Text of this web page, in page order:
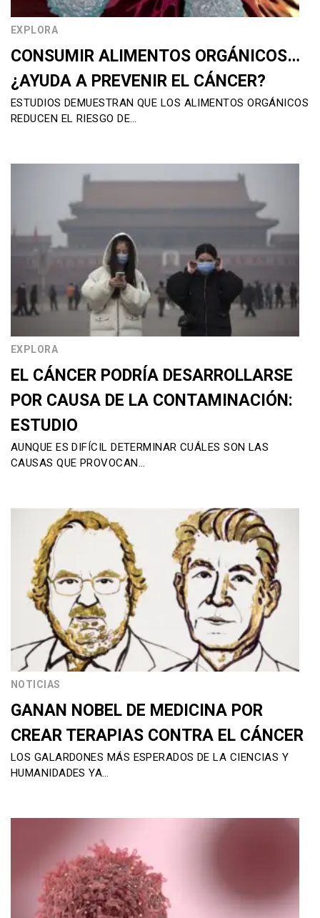
EXPLORA
CONSUMIR ALIMENTOS ORGÁNICOS…
¿AYUDA A PREVENIR EL CÁNCER?
ESTUDIOS DEMUESTRAN QUE LOS ALIMENTOS ORGÁNICOS
REDUCEN EL RIESGO DE…
EXPLORA
EL CÁNCER PODRÍA DESARROLLARSE
POR CAUSA DE LA CONTAMINACIÓN:
ESTUDIO
AUNQUE ES DIFÍCIL DETERMINAR CUÁLES SON LAS
CAUSAS QUE PROVOCAN…
NOTICIAS
GANAN NOBEL DE MEDICINA POR
CREAR TERAPIAS CONTRA EL CÁNCER
LOS GALARDONES MÁS ESPERADOS DE LA CIENCIAS Y
HUMANIDADES YA…